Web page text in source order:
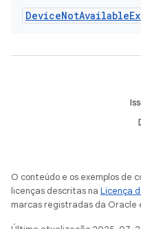
DeviceNotAvailable
O conteúdo e os exemplos de
licenças descritas na Licença
marcas registradas da Oracle